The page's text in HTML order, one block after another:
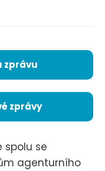
zprávu
zprávy
spolu se
agenturního